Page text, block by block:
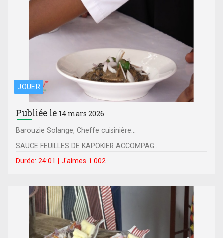
JOUER
Publiée le 14 mars 2026
Barouzie Solange, Cheffe cuisinière...
SAUCE FEUILLES DE KAPOKIER ACCOMPAG...
Durée: 24:01 | J'aimes 1.002